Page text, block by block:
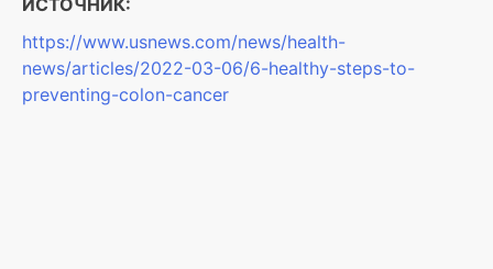
https://www.usnews.com/news/health-
news/articles/2022-03-06/6-healthy-steps-to-
preventing-colon-cancer